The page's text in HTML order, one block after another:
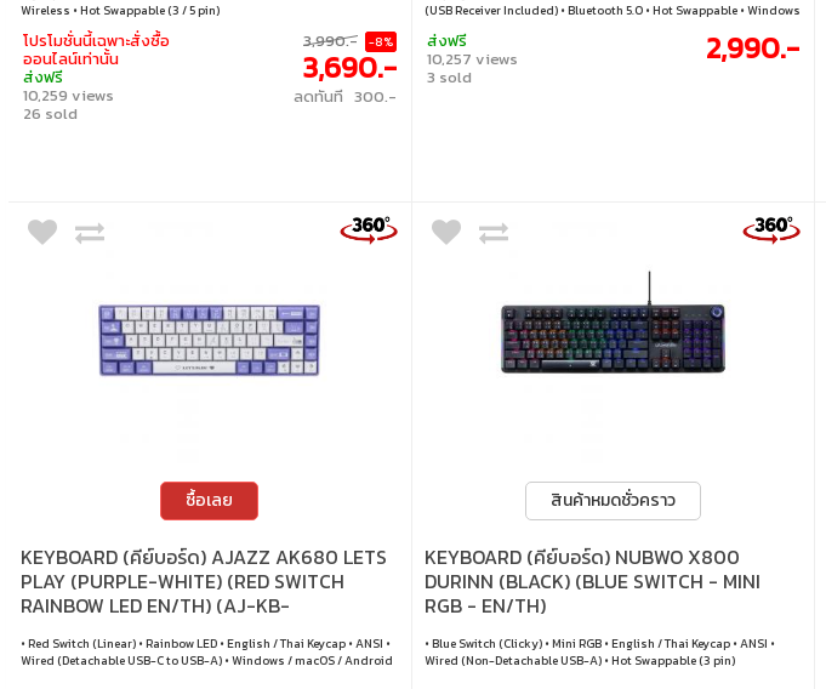
Wireless • Hot Swappable (3 / 5 pin)
โปรโมชั่นนี้เฉพาะสั่งซื้อ
ออนไลน์เท่านั้น
ส่งฟรี
10,259 views
26 sold
3,990.- -8%
3,690.-
ลดทันที 300.-
(USB Receiver Included) • Bluetooth 5.0 • Hot Swappable • Windows
ส่งฟรี
10,257 views
3 sold
2,990.-
ซื้อเลย
KEYBOARD (คีย์บอร์ด) AJAZZ AK680 LETS
PLAY (PURPLE-WHITE) (RED SWITCH
RAINBOW LED EN/TH) (AJ-KB-
• Red Switch (Linear) • Rainbow LED • English / Thai Keycap • ANSI •
Wired (Detachable USB-C to USB-A) • Windows / macOS / Android
สินค้าหมดชั่วคราว
KEYBOARD (คีย์บอร์ด) NUBWO X800
DURINN (BLACK) (BLUE SWITCH - MINI
RGB - EN/TH)
• Blue Switch (Clicky) • Mini RGB • English / Thai Keycap • ANSI •
Wired (Non-Detachable USB-A) • Hot Swappable (3 pin)